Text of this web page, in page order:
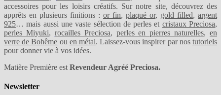
accessoires pour les loisirs créatifs. Sur notre site, découvrez des
apprêts en plusieurs finitions : or fin, plaqué or, gold filled, argent
925… mais aussi une vaste sélection de perles et cristaux Preciosa,
perles Miyuki, rocailles Preciosa, perles en pierres naturelles, en
verre de Bohême ou en métal. Laissez-vous inspirer par nostutoriels
pour donner vie à vos idées.
Matière Première est Revendeur Agréé Preciosa.
Newsletter